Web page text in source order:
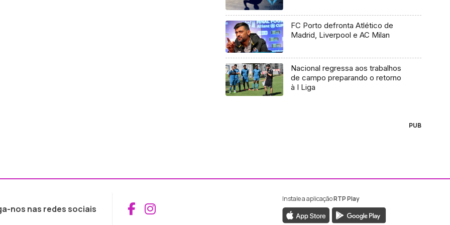
FC Porto defronta Atlético de
Madrid, Liverpool e AC Milan
Nacional regressa aos trabalhos
de campo preparando o retorno
à I Liga
PUB
nos nas redes sociais Aceder ao Facebook da RTP Madeira
Aceder ao Instagram da RTP Madeira
Instale a aplicaçãoRTP Play